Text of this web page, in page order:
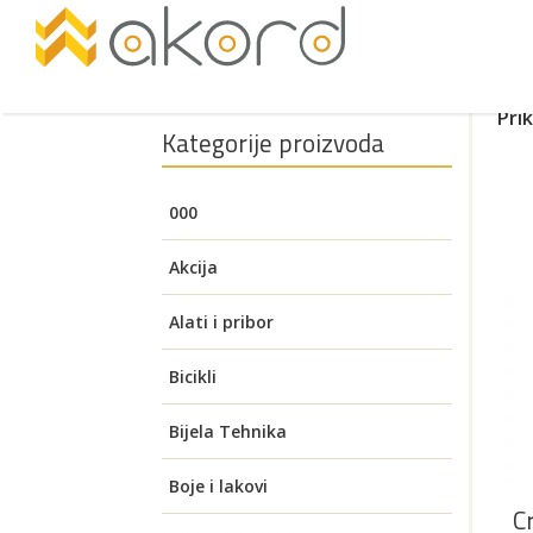
Kategorije proizvoda
000
Akcija
Alati i pribor
Akumulatorski alati
Aku brusilice
Brusilice za zid (Žirafa)
Aku bušilice i čekići
Auto oprema
Alati za visoki napon
Benzinski alati
Bicikli
Električni bicikli
Električni romobili
Bijela Tehnika
Grijača ladica
Boje i lakovi